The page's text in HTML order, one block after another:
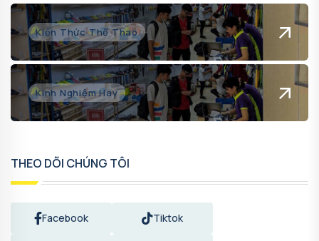
Kiến Thức Thể Thao
Kinh Nghiệm Hay
THEO DÕI CHÚNG TÔI
Facebook Tiktok